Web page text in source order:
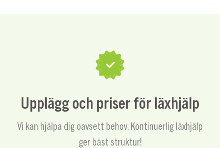
Upplägg och priser för läxhjälp
Vi kan hjälpa dig oavsett behov. Kontinuerlig läxhjälp
ger bäst struktur!